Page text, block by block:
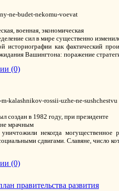
ne-budet-nekomu-voevat
военная, экономическая
сил в мире существенно
историографии как
Вашингтона: поражение
(0)
kalashnikov-rossii-uzhe-ne-sushchestvu
создан в 1982 году, при президенте
мрачным
некогда могущественное
сдвигами. Славяне, число
(0)
правительства развития